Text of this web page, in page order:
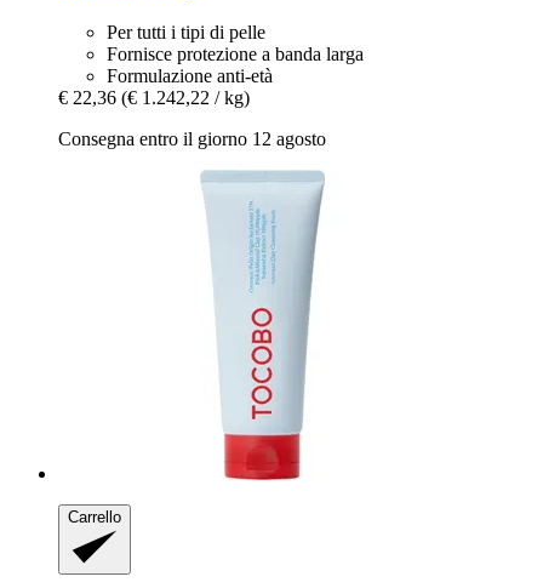
Per tutti i tipi di pelle
Fornisce protezione a banda larga
Formulazione anti-età
€ 22,36 (€ 1.242,22 / kg)
Consegna entro il giorno 12 agosto
Carrello